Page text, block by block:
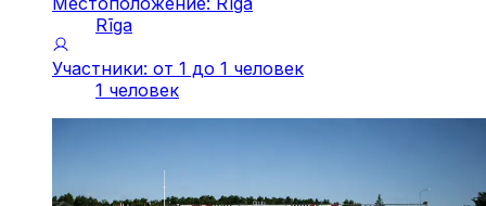
Rīga
Участники: от 1 до 1 человек
1 человек